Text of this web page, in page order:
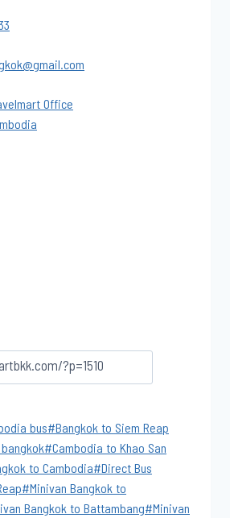
Office
bus#Bangkok to Siem Reap
#Cambodia to Khao San​
to Cambodia#Direct​ Bus
#Minivan Bangkok to​
Bangkok to Battambang#Minivan